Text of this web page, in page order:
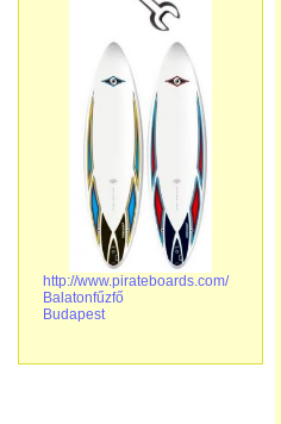
http://www.pirateboards.com/
Balatonfűzfő
Budapest